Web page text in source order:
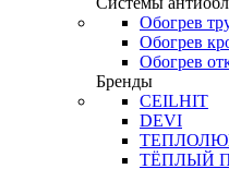
Обогрев
Обогрев
Обогрев
Бренды
CEILHIT
DEVI
ТЁПЛЫЙ